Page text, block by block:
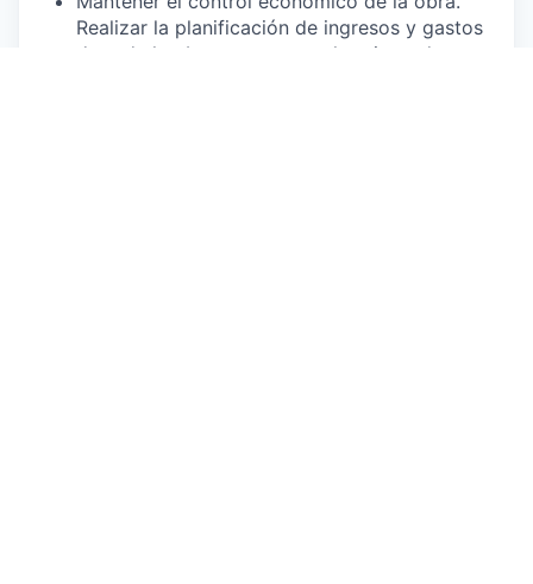
Realizar la planificación de ingresos y gastos
de toda la obra y asegurar el registro de